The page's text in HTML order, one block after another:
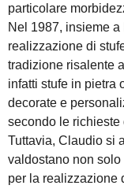
particolare
Nel 1987, insieme
realizzazione di
tradizione risalente
infatti stufe in pietra
decorate e
secondo le richieste
Tuttavia, Claudio si
valdostano non
per la realizzazione